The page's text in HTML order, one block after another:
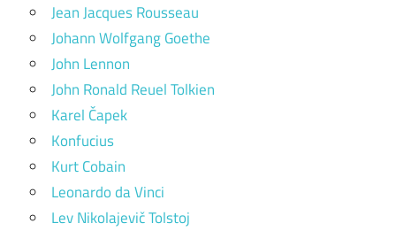
Jean Jacques Rousseau
Johann Wolfgang Goethe
John Lennon
John Ronald Reuel Tolkien
Karel Čapek
Konfucius
Kurt Cobain
Leonardo da Vinci
Lev Nikolajevič Tolstoj